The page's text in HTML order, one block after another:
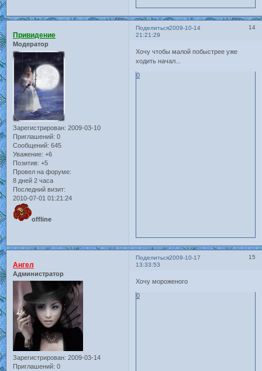
Поделиться 14
2009-10-14
21:21:29
Привидение
Модератор
Зарегистрирован: 2009-03-10
Приглашений: 0
Сообщений: 645
Уважение: +6
Позитив: +5
Провел на форуме:
8 дней 2 часа
Последний визит:
2010-07-01 01:21:24
offline
Хочу чтобы малой побыстрее уже
ходить начал...
0
Поделиться 15
2009-10-17
13:33:53
Ангел
Администратор
Зарегистрирован: 2009-03-14
Приглашений: 0
Хочу мороженого
0